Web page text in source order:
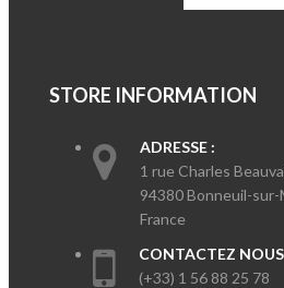
STORE INFORMATION
ADRESSE :
1 rue Charles
94380 Bonneuil-sur-
France
CONTACTEZ
(+33) 1 56 88 25 78